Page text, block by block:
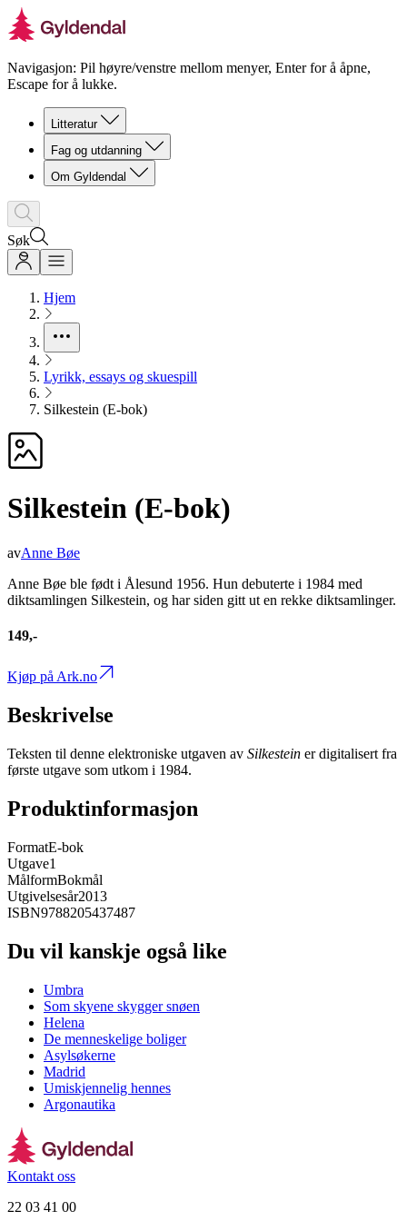
Navigasjon: Pil høyre/venstre mellom menyer, Enter for å åpne,
Escape for å lukke.
Litteratur
Fag og utdanning
Om Gyldendal
Søk
Hjem
Lyrikk, essays og skuespill
Silkestein (E-bok)
Silkestein (E-bok)
avAnne Bøe
Anne Bøe ble født i Ålesund 1956. Hun debuterte i 1984 med
diktsamlingen Silkestein, og har siden gitt ut en rekke diktsamlinger.
149,-
Kjøp på Ark.no
Beskrivelse
Teksten til denne elektroniske utgaven av Silkestein er digitalisert fra
første utgave som utkom i 1984.
Produktinformasjon
FormatE-bok
Utgave1
MålformBokmål
Utgivelsesår2013
ISBN9788205437487
Du vil kanskje også like
Umbra
Som skyene skygger snøen
Helena
De menneskelige boliger
Asylsøkerne
Madrid
Umiskjennelig hennes
Argonautika
Kontakt oss
22 03 41 00